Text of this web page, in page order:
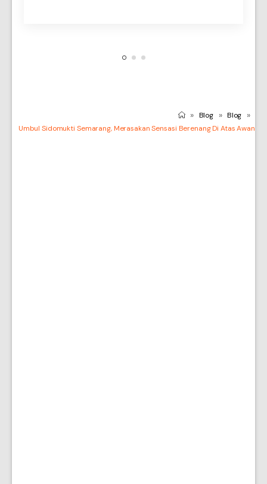
» Blog » Blog »
Umbul Sidomukti Semarang, Merasakan Sensasi Berenang Di Atas Awan